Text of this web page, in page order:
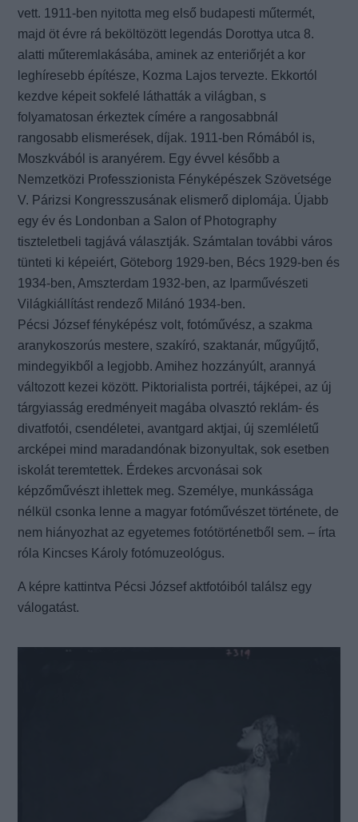
vett. 1911-ben nyitotta meg első budapesti műtermét,
majd öt évre rá beköltözött legendás Dorottya utca 8.
alatti műteremlakásába, aminek az enteriőrjét a kor
leghíresebb építésze, Kozma Lajos tervezte. Ekkortól
kezdve képeit sokfelé láthatták a világban, s
folyamatosan érkeztek címére a rangosabbnál
rangosabb elismerések, díjak. 1911-ben Rómából is,
Moszkvából is aranyérem. Egy évvel később a
Nemzetközi Professzionista Fényképészek Szövetsége
V. Párizsi Kongresszusának elismerő diplomája. Újabb
egy év és Londonban a Salon of Photography
tiszteletbeli tagjává választják. Számtalan további város
tünteti ki képeiért, Göteborg 1929-ben, Bécs 1929-ben és
1934-ben, Amszterdam 1932-ben, az Iparművészeti
Világkiállítást rendező Milánó 1934-ben.
Pécsi József fényképész volt, fotóművész, a szakma
aranykoszorús mestere, szakíró, szaktanár, műgyűjtő,
mindegyikből a legjobb. Amihez hozzányúlt, arannyá
változott kezei között. Piktorialista portréi, tájképei, az új
tárgyiasság eredményeit magába olvasztó reklám- és
divatfotói, csendéletei, avantgard aktjai, új szemléletű
arcképei mind maradandónak bizonyultak, sok esetben
iskolát teremtettek. Érdekes arcvonásai sok
képzőművészt ihlettek meg. Személye, munkássága
nélkül csonka lenne a magyar fotóművészet története, de
nem hiányozhat az egyetemes fotótörténetből sem. – írta
róla Kincses Károly fotómuzeológus.
A képre kattintva Pécsi József aktfotóiból találsz egy
válogatást.